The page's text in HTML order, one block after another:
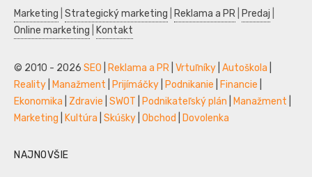
Marketing Strategický marketing Reklama a PR Predaj
Online marketing
Kontakt
© 2010 - 2026 SEO Reklama a PR Vrtuľníky Autoškola
Reality
Manažment Prijímáčky Podnikanie Financie
Ekonomika
Zdravie SWOT Podnikateľský plán Manažment
Marketing
Kultúra Skúšky Obchod Dovolenka
NAJNOVŠIE